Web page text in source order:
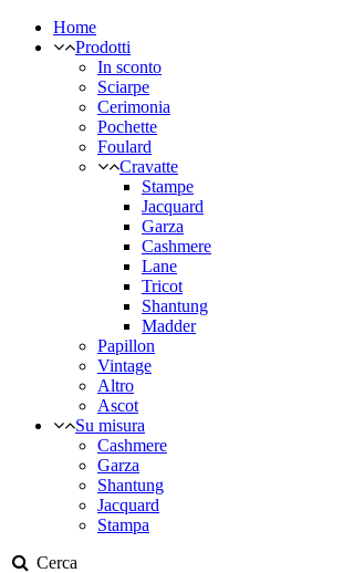
Home
Prodotti
In sconto
Sciarpe
Cerimonia
Pochette
Foulard
Cravatte
Stampe
Jacquard
Garza
Cashmere
Lane
Tricot
Shantung
Madder
Papillon
Vintage
Altro
Ascot
Su misura
Cashmere
Garza
Shantung
Jacquard
Stampa
Cerca